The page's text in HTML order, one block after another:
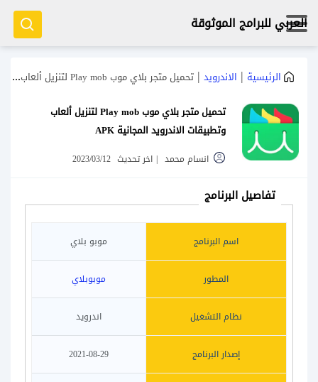
العربي للبرامج الموثوقة
الرئيسية | الاندرويد | تحميل متجر بلاي موب Play mob لتنزيل ألعاب وتطبيقات الاندرويد المجانية APK
تحميل متجر بلاي موب Play mob لتنزيل ألعاب
وتطبيقات الاندرويد المجانية APK
انسام محمد | اخر تحديث 2023/03/12
تفاصيل البرنامج
اسم البرنامج موبو بلاي
المطور موبوبلاي
نظام التشغيل اندرويد
إصدار البرنامج 2021-08-29